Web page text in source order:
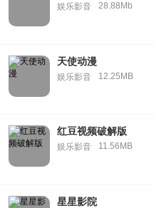
娱乐影音 28.88Mb
天使动漫
娱乐影音 12.25MB
红豆视频破解版
娱乐影音 11.56MB
星星影院